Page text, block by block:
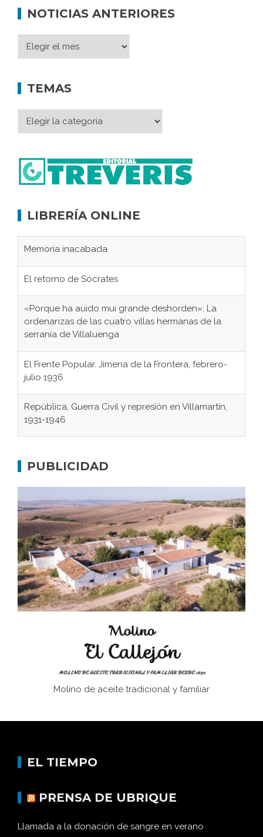
NOTICIAS ANTERIORES
TEMAS
LIBRERÍA ONLINE
Memoria inacabada
El retorno de Sócrates
«Porque ha auido mui grande deshorden»: La
ordenanzas de las cuatro villas hermanas de la
serranía de Villaluenga
El Frente Popular. Jimena de la Frontera, febrero-
julio 1936
República, Guerra Civil y represión en Villamartín,
1931-1946
concentración nazis
Bornos
El Frente Popular. Ubrique, febrero-julio 1936
Juntar las letras. La alfabetización en el campo: del
afán de saber a la autogestión
Historia y vivencias del poblado de Los Hurones
PUBLICIDAD
Molino de aceite tradicional y familiar
EL TIEMPO
PRENSA DE UBRIQUE
Llamada a la donación de sangre en verano